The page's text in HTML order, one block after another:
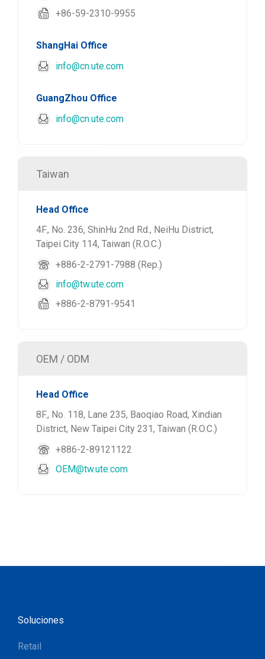
+86-59-2310-9955
ShangHai Office
info@cn.ute.com
GuangZhou Office
info@cn.ute.com
Taiwan
Head Office
4F., No. 236, ShinHu 2nd Rd., NeiHu District,
Taipei City 114, Taiwan (R.O.C.)
+886-2-2791-7988 (Rep.)
info@tw.ute.com
+886-2-8791-9541
OEM / ODM
Head Office
8F., No. 118, Lane 235, Baoqiao Road, Xindian
District, New Taipei City 231, Taiwan (R.O.C.)
+886-2-89121122
OEM@tw.ute.com
Soluciones
Retail